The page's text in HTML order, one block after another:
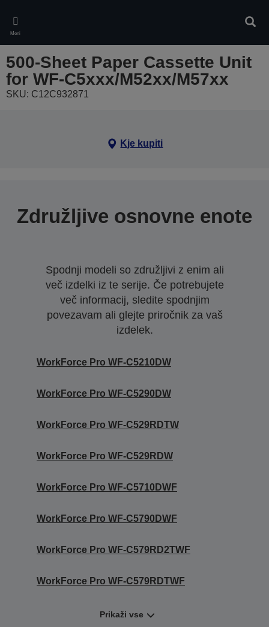
main
content
Meni
500-Sheet Paper Cassette Unit
for WF-C5xxx/M52xx/M57xx
SKU: C12C932871
Kje kupiti
Združljive osnovne enote
Spodnji modeli so združljivi z enim ali
več izdelki iz te serije. Če potrebujete
več informacij, sledite spodnjim
povezavam ali glejte priročnik za vaš
izdelek.
WorkForce Pro WF-C5210DW
WorkForce Pro WF-C5290DW
WorkForce Pro WF-C529RDTW
WorkForce Pro WF-C529RDW
WorkForce Pro WF-C5710DWF
WorkForce Pro WF-C5790DWF
WorkForce Pro WF-C579RD2TWF
WorkForce Pro WF-C579RDTWF
Prikaži vse